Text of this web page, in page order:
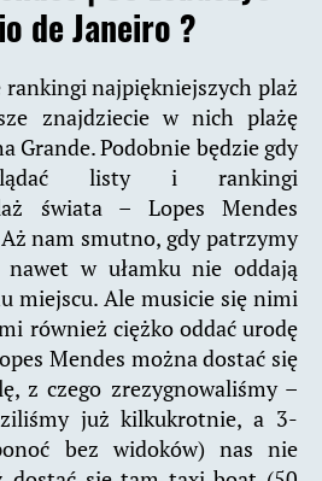
de Janeiro ?
rankingi najpiękniejszych plaż
znajdziecie w nich plażę
Grande. Podobnie będzie gdy
listy i rankingi
świata – Lopes Mendes
Aż nam smutno, gdy patrzymy
w ułamku nie oddają
miejscu. Ale musicie się nimi
również ciężko oddać urodę
Mendes można dostać się
z czego zrezygnowaliśmy –
już kilkukrotnie, a 3-
bez widoków) nas nie